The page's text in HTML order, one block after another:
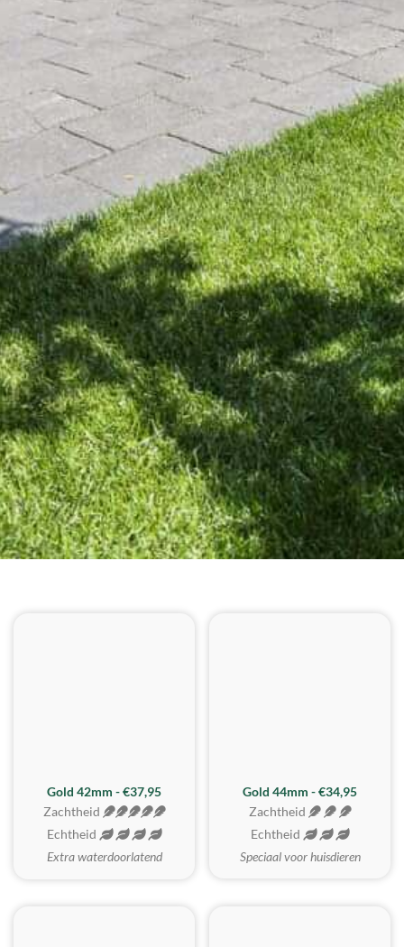
ZACHTSTE
Gold 42mm - €37,95
Zachtheid
Echtheid
Extra waterdoorlatend
Gold 44mm - €34,95
Zachtheid
Echtheid
Speciaal voor huisdieren